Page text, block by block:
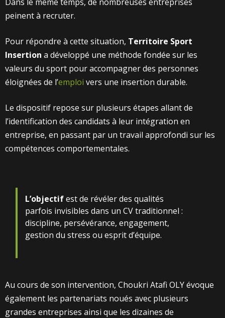
peinent à recruter.
Pour répondre à cette situation, Territoire Sport
Insertion a développé une méthode fondée sur les
valeurs du sport pour accompagner des personnes
éloignées de l’emploi vers une insertion durable.
Le dispositif repose sur plusieurs étapes allant de
l’identification des candidats à leur intégration en
entreprise, en passant par un travail approfondi sur les
compétences comportementales.
L’objectifest de révéler des qualités
parfois invisibles dans un CV traditionnel :
discipline, persévérance, engagement,
gestion du stress ou esprit d’équipe.
Au cours de son intervention, Choukri Atafi OLY évoque
également les partenariats noués avec plusieurs
grandes entreprises ainsi que les dizaines de